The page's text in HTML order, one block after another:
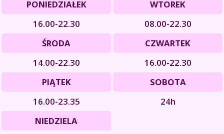
PONIEDZIAŁEK
16.00-22.30
WTOREK
08.00-22.30
ŚRODA
14.00-22.30
CZWARTEK
16.00-22.30
PIĄTEK
16.00-23.35
SOBOTA
24h
NIEDZIELA